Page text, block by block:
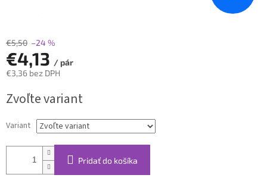
€5,50 –24 %
€4,13 / pár
€3,36 bez DPH
cena:
Zvoľte variant
Variant
Pridať do košíka